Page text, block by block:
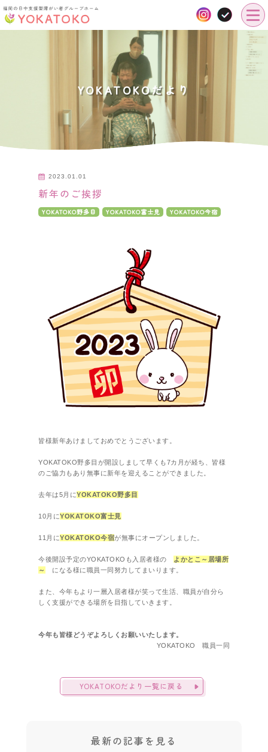
YOKATOKOだより
2023.01.01
新年のご挨拶
YOKATOKO野多目 YOKATOKO富士見 YOKATOKO今宿
皆様新年あけましておめでとうございます。
YOKATOKO野多目が開設しまして早くも7カ月が経ち、皆様
のご協力もあり無事に新年を迎えることができました。
去年は5月にYOKATOKO野多目
10月にYOKATOKO富士見
11月にYOKATOKO今宿が無事にオープンしました。
今後開設予定のYOKATOKOも入居者様の
よかとこ～居場所
～
になる様に職員一同努力してまいります。
また、今年もより一層入居者様が笑って生活、職員が自分ら
しく支援ができる場所を目指していきます。
今年も皆様どうぞよろしくお願いいたします。
YOKATOKO 職員一同
YOKATOKOだより一覧に戻る
最新の記事を見る